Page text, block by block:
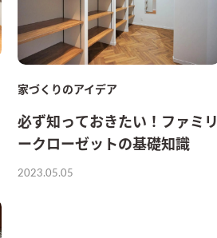
家づくりのアイデア
必ず知っておきたい！ファミリ
ークローゼットの基礎知識
2023.05.05